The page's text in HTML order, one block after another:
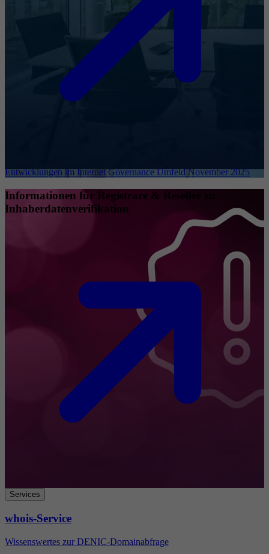
Entwicklungen im Internet Governance Umfeld November 2025
Informationen für Registrare & Reseller zu
Inhaberdatenverifikation
Services
whois-Service
Wissenswertes zur DENIC-Domainabfrage